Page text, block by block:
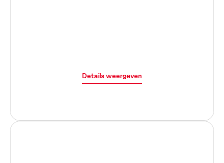
Details weergeven